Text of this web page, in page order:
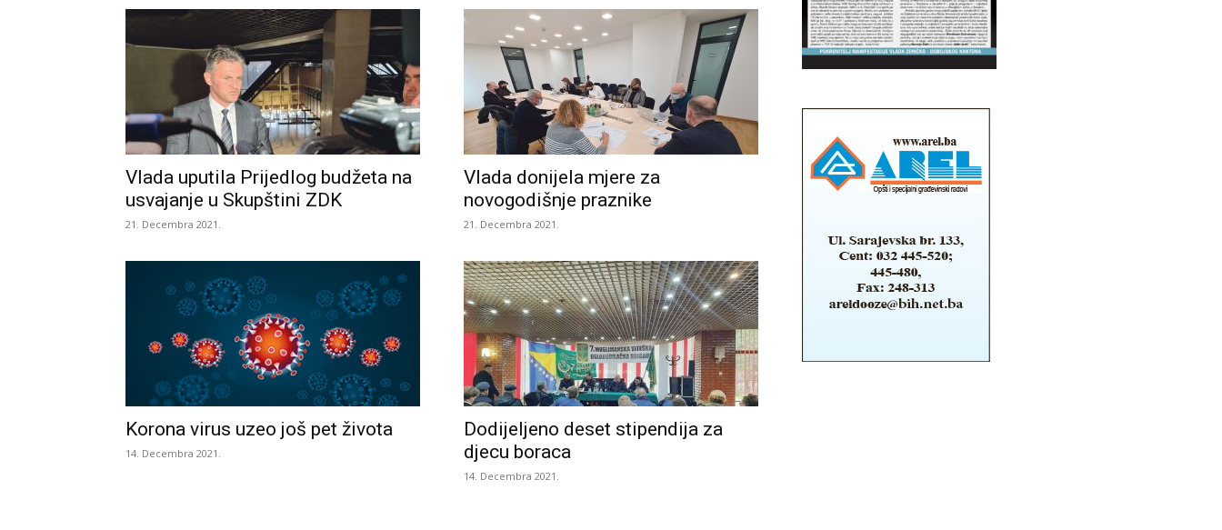
Vlada uputila Prijedlog budžeta na
usvajanje u Skupštini ZDK
21. Decembra 2021.
Vlada donijela mjere za
novogodišnje praznike
21. Decembra 2021.
Korona virus uzeo još pet života
14. Decembra 2021.
Dodijeljeno deset stipendija za
djecu boraca
14. Decembra 2021.